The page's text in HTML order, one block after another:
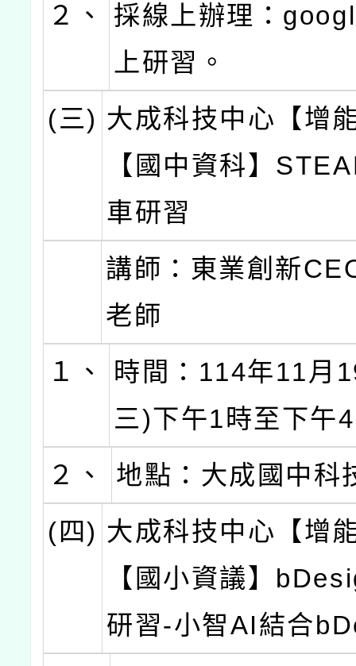
２、
採線上辦理：
上研習。
(三) 大成科技中心【增
【國中資科】
車研習
講師：東業創新
老師
１、
時間：114年11月
三)下午1時至下午
２、
地點：大成國中科
(四) 大成科技中心【增
【國小資議】
研習-小智AI結合